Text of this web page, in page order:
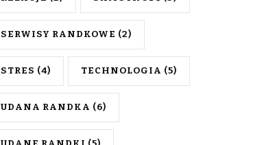
SERWISY RANDKOWE (2)
STRES (4) TECHNOLOGIA (5)
UDANA RANDKA (6)